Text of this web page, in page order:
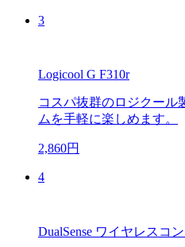
3
Logicool G F310r
コスパ抜群のロジクール
ムを手軽に楽しめます。
2,860円
4
DualSense ワイヤレスコ